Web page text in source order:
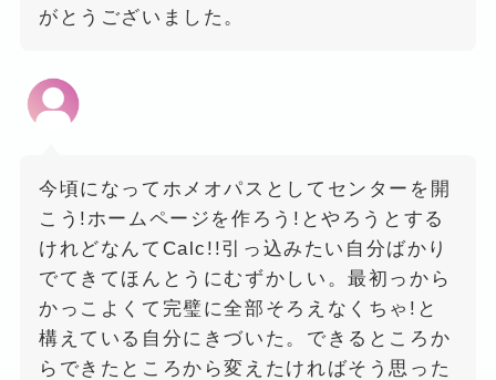
がとうございました。
今頃になってホメオパスとしてセンターを開
こう!ホームページを作ろう!とやろうとする
けれどなんてCalc!!引っ込みたい自分ばかり
でてきてほんとうにむずかしい。最初っから
かっこよくて完璧に全部そろえなくちゃ!と
構えている自分にきづいた。できるところか
らできたところから変えたければそう思った